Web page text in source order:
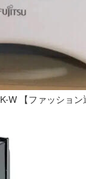
W 【ファッション